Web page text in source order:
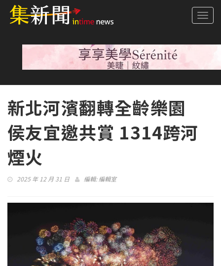
新北河濱翻轉全齡樂園
侯友宜邀共賞 1314跨河
煙火
2025 年 12 月 31 日 編輯:編輯室